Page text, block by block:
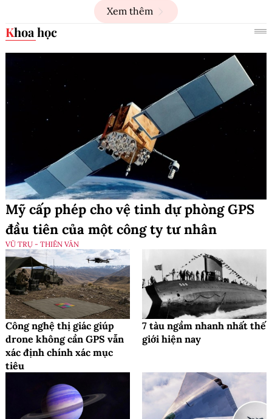
Xem thêm
Khoa học
Mỹ cấp phép cho vệ tinh dự phòng GPS
đầu tiên của một công ty tư nhân
VŨ TRỤ - THIÊN VĂN
Công nghệ thị giác giúp
drone không cần GPS vẫn
xác định chính xác mục
tiêu
7 tàu ngầm nhanh nhất thế
giới hiện nay